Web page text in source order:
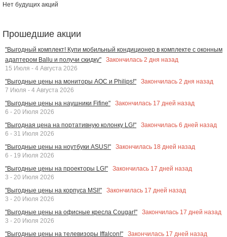
Нет будущих акций
Прошедшие акции
"Выгодный комплект! Купи мобильный кондиционер в комплекте с оконным
адаптером Ballu и получи скидку"
Закончилась 2 дня назад
15 Июля - 4 Августа 2026
"Выгодные цены на мониторы AOC и Philips!"
Закончилась 2 дня назад
7 Июля - 4 Августа 2026
"Выгодные цены на наушники Fifine"
Закончилась 17 дней назад
6 - 20 Июля 2026
"Выгодная цена на портативную колонку LG!"
Закончилась 6 дней назад
6 - 31 Июля 2026
"Выгодные цены на ноутбуки ASUS!"
Закончилась 18 дней назад
6 - 19 Июля 2026
"Выгодные цены на проекторы LG!"
Закончилась 17 дней назад
3 - 20 Июля 2026
"Выгодные цены на корпуса MSI!"
Закончилась 17 дней назад
3 - 20 Июля 2026
"Выгодные цены на офисные кресла Cougar!"
Закончилась 17 дней назад
3 - 20 Июля 2026
"Выгодные цены на телевизоры Iffalcon!"
Закончилась 17 дней назад